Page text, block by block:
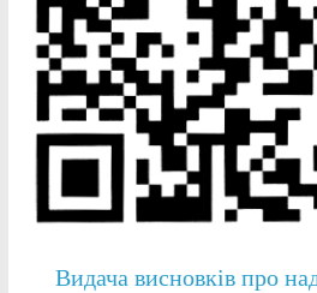
Видача висновків про